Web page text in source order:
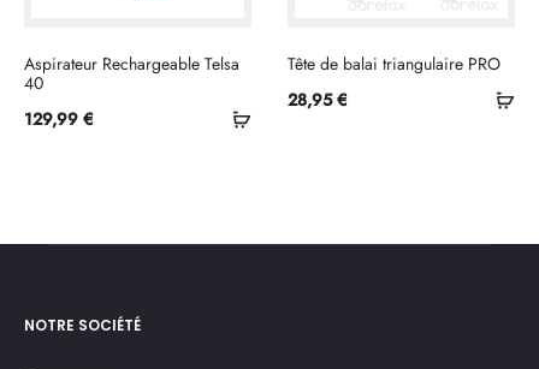
Ajouter
Aspirateur Rechargeable Telsa
40
129,99 €
Tête de balai triangulaire PRO
28,95€
NOTRE SOCIÉTÉ